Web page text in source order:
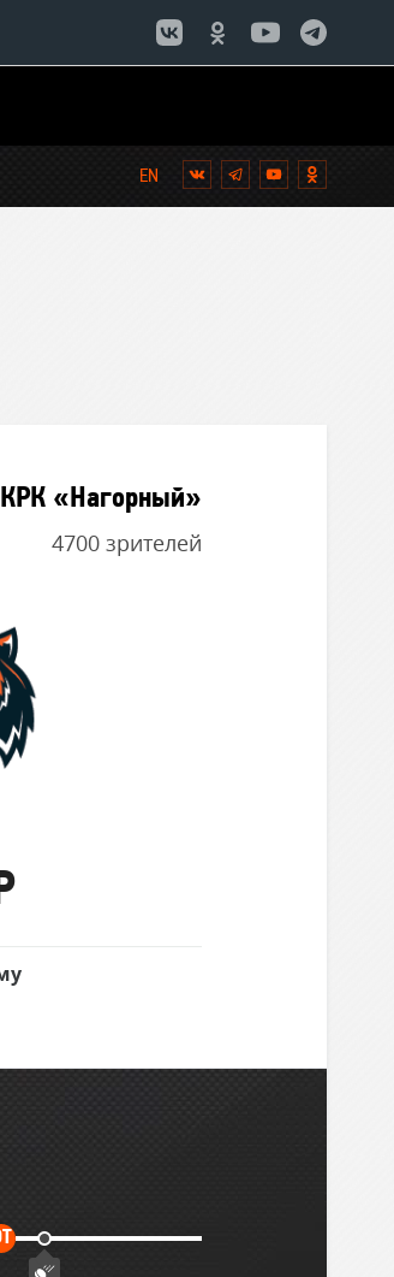
Вконтакте
Telegram
YouTube
«Нагорный»
4700 зрителей
Дополнительное
время